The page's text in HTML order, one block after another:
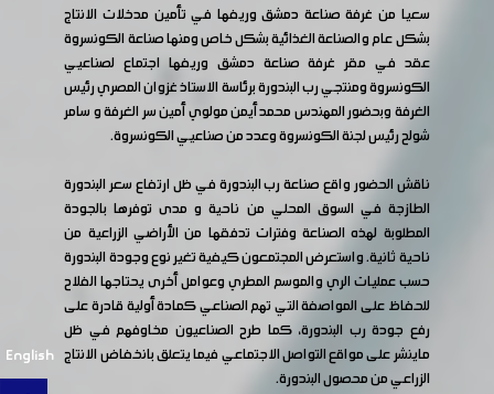
English
سعيا من غرفة صناعة دمشق وريفها في تأمين مدخلات الانتاج
بشكل عام والصناعة الغذائية بشكل خاص ومنها صناعة الكونسروة
عقد في مقر غرفة صناعة دمشق وريفها اجتماع لصناعيي
الكونسروة ومنتجي رب البندورة برئاسة الاستاذ غزوان المصري رئيس
الغرفة وبحضور المهندس محمد أيمن مولوي أمين سر الغرفة و سامر
شولح رئيس لجنة الكونسروة وعدد من صناعيي الكونسروة.
ناقش الحضور واقع صناعة رب البندورة في ظل ارتفاع سعر البندورة
الطازجة في السوق المحلي من ناحية و مدى توفرها بالجودة
المطلوبة لهذه الصناعة وفترات تدفقها من الأراضي الزراعية من
ناحية ثانية. واستعرض المجتمعون كيفية تغير نوع وجودة البندورة
حسب عمليات الري والموسم المطري وعوامل أخرى يحتاجها الفلاح
للحفاظ على المواصفة التي تهم الصناعي كمادة أولية قادرة على
رفع جودة رب البندورة، كما طرح الصناعيون مخاوفهم في ظل
ماينشر على مواقع التواصل الاجتماعي فيما يتعلق بانخفاض الانتاج
الزراعي من محصول البندورة.